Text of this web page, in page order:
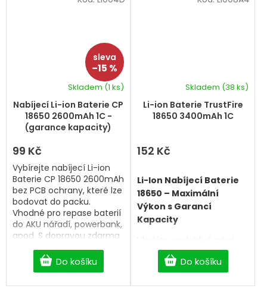
–15 %
Nabíjecí Li-ion Baterie CP
18650 2600mAh 1C -
(garance kapacity)
Skladem (1 ks)
99 Kč
Do košíku
Vybírejte nabíjecí Li-ion
Baterie CP 18650 2600mAh
bez PCB ochrany, které lze
bodovat do packu.
Vhodné pro repase baterií
do AKU nářadí, powerbank,
apod. S dopravou zdarma
nad 2 500 Kč.
Li-ion Baterie TrustFire
18650 3400mAh 1C
Skladem (38 ks)
152 Kč
Do košíku
Li-Ion Nabíjecí Baterie
18650 – Maximální
Výkon s Garancí
Kapacity
Hledáte spolehlivý zdroj
energie pro svou čelovku,
e-cigaretu, powerbanku
nebo aku nářadí? Naše
nabíjecí baterie typu Li-